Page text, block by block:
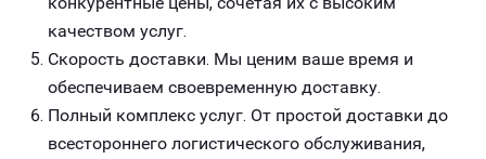
качеством услуг.
Скорость доставки. Мы ценим ваше время и
обеспечиваем своевременную доставку.
Полный комплекс услуг. От простой доставки до
всестороннего логистического обслуживания,